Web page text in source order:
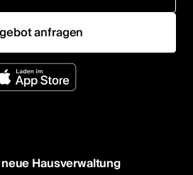
anfragen
Hausverwaltung